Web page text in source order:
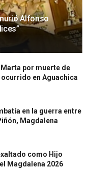
Alfonso
por muerte de
en Aguachica
en la guerra entre
Magdalena
como Hijo
Magdalena 2026